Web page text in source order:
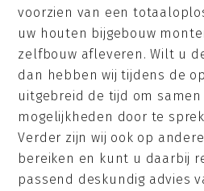
voorzien van een
uw houten bijgebouw
zelfbouw afleveren. Wilt u
dan hebben wij tijdens de
uitgebreid de tijd om
mogelijkheden door te
Verder zijn wij ook op
bereiken en kunt u daarbij
passend deskundig advies